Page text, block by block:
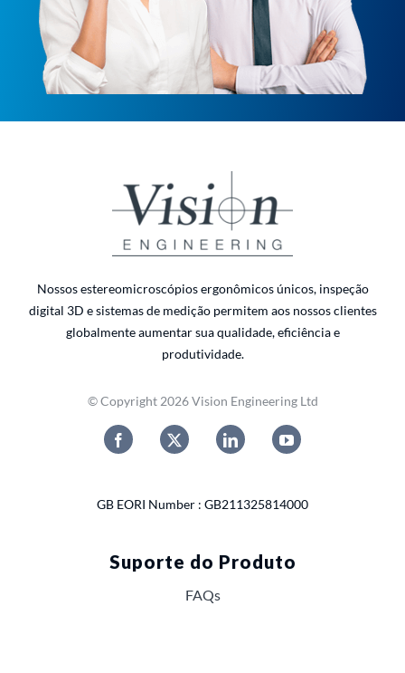
Nossos estereomicroscópios ergonômicos únicos, inspeção
digital 3D e sistemas de medição permitem aos nossos clientes
globalmente aumentar sua qualidade, eficiência e
produtividade.
© Copyright 2026 Vision Engineering Ltd
GB EORI Number : GB211325814000
Suporte do Produto
FAQs